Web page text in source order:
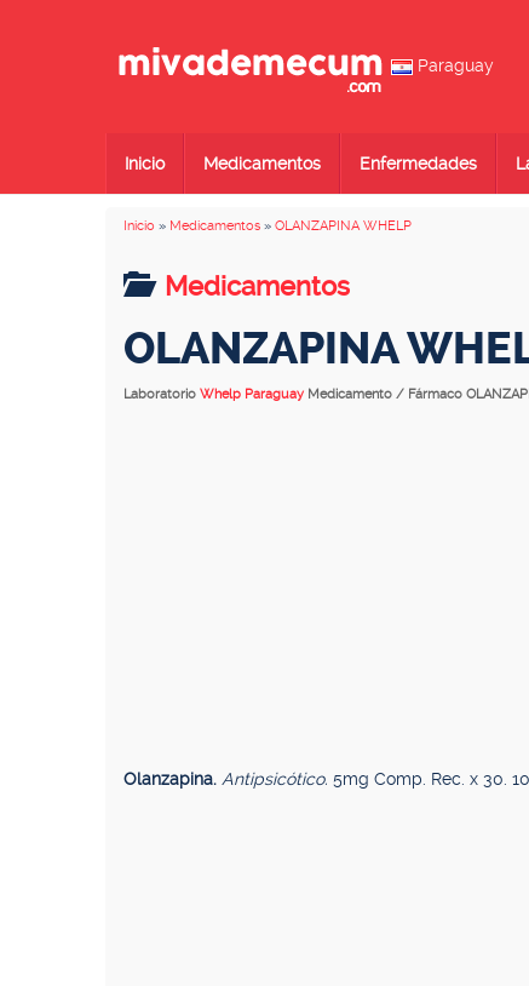
Paraguay
Inicio Medicamentos Enfermedades
Inicio » Medicamentos » OLANZAPINA WHELP
Medicamentos
OLANZAPINA
Laboratorio Whelp Paraguay Medicamento / Fármaco
Olanzapina. Antipsicótico. 5mg Comp. Rec. x 30.